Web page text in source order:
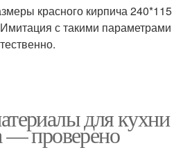
красного кирпича 240*115
с такими параметрами
для кухни
— проверено